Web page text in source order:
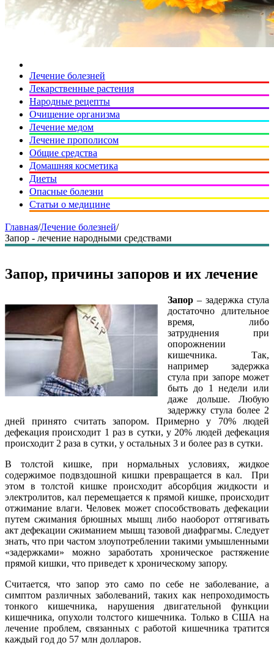
Лечение болезней
Лекарственные растения
Народные рецепты
Очищение организма
Лечение медом
Лечение прополисом
Общие средства
Домашняя косметика
Диеты
Опасные болезни
Статьи о медицине
Главная/Лечение болезней/
Запор - лечение народными средствами
Запор, причины запоров и их лечение
Запор – задержка стула
достаточно длительное
время, либо
затруднения при
опорожнении
кишечника. Так,
например задержка
стула при запоре может
быть до 1 недели или
даже дольше. Любую
задержку стула более 2
дней принято считать запором. Примерно у 70% людей
дефекация происходит 1 раз в сутки, у 20% людей дефекация
происходит 2 раза в сутки, у остальных 3 и более раз в сутки.
В толстой кишке, при нормальных условиях, жидкое
содержимое подвздошной кишки превращается в кал. При
этом в толстой кишке происходит абсорбция жидкости и
электролитов, кал перемещается к прямой кишке, происходит
отжимание влаги. Человек может способствовать дефекации
путем сжимания брюшных мышц либо наоборот оттягивать
акт дефекации сжиманием мышц тазовой диафрагмы. Следует
знать, что при частом злоупотреблении такими умышленными
«задержками» можно заработать хроническое растяжение
прямой кишки, что приведет к хроническому запору.
Считается, что запор это само по себе не заболевание, а
симптом различных заболеваний, таких как непроходимость
тонкого кишечника, нарушения двигательной функции
кишечника, опухоли толстого кишечника. Только в США на
лечение проблем, связанных с работой кишечника тратится
каждый год до 57 млн долларов.